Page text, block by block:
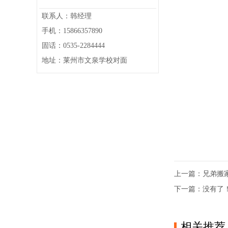
联系人：韩经理
手机：15866357890
固话：0535-2284444
地址：莱州市文泉学校对面
上一篇： 兄弟搬
下一篇：没有了